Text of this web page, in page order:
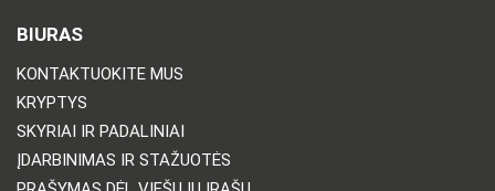
BIURAS
KONTAKTUOKITE MUS
KRYPTYS
SKYRIAI IR PADALINIAI
ĮDARBINIMAS IR STAŽUOTĖS